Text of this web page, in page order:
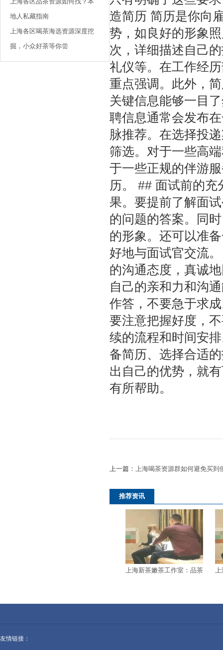
地人私藏指南
上海各区喝茶海选资源深度挖
掘，小众好茶等你尝
造简历 简历是你向
势，如良好的形象
次，详细描述自己
礼仪等。在工作经
重点强调。此外，
关键信息能够一目
聘信息通常会发布
脉推荐。在选择投
筛选。对于一些高
于一些正规的伴游
历。 ## 面试前的
果。要提前了解面
的问题的答案。同
的形象。还可以准
好地与面试官交流
的沟通态度，真诚
自己的亲和力和沟
作答，不要急于求
要注意把握好度，
续的流程和时间安
备简历、选择合适
出自己的优势，就
有所帮助。
上一篇： 上海喝茶资源群如何避免买到
推荐资讯
上海新茶嫩茶工作室：品茶
上
友情链接：